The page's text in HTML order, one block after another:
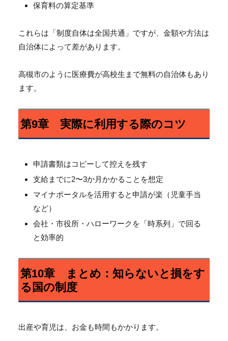
保育料の算定基準
これらは「制度自体は全国共通」ですが、 金額や方法は
自治体によって差があります。
高槻市のように医療費が高校生まで無料の自治体もあり
ます。
第9章 実際に利用する際のコツ
申請書類はコピーして控えを残す
支給までに2〜3か月かかることを想定
マイナポータルを活用すると申請が楽（児童手当
など）
会社・市役所・ハローワークを「時系列」で回る
と効率的
第10章 まとめ：知らないと損をす
る国の制度
出産や育児は、お金も時間もかかります。